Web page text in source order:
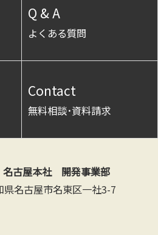
Q & A
よくある質問
Contact
無料相談･資料請求
古屋本社 開発事業部
名古屋市名東区一社3-7